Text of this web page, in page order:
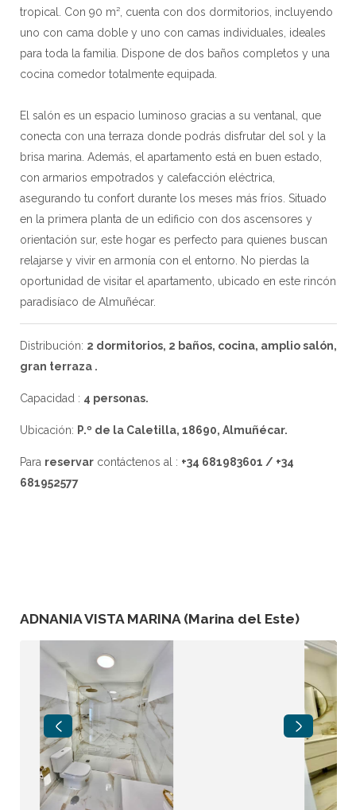
tropical. Con 90 m², cuenta con dos dormitorios, incluyendo
uno con cama doble y uno con camas individuales, ideales
para toda la familia. Dispone de dos baños completos y una
cocina comedor totalmente equipada.
El salón es un espacio luminoso gracias a su ventanal, que
conecta con una terraza donde podrás disfrutar del sol y la
brisa marina. Además, el apartamento está en buen estado,
con armarios empotrados y calefacción eléctrica,
asegurando tu confort durante los meses más fríos. Situado
en la primera planta de un edificio con dos ascensores y
orientación sur, este hogar es perfecto para quienes buscan
relajarse y vivir en armonía con el entorno. No pierdas la
oportunidad de visitar el apartamento, ubicado en este rincón
paradisíaco de Almuñécar.
Distribución: 2 dormitorios, 2 baños, cocina, amplio salón,
gran terraza .
Capacidad : 4 personas.
Ubicación: P.º de la Caletilla, 18690, Almuñécar.
Para reservarcontáctenos al : +34 681983601 / +34
681952577
ADNANIA VISTA MARINA (Marina del Este)